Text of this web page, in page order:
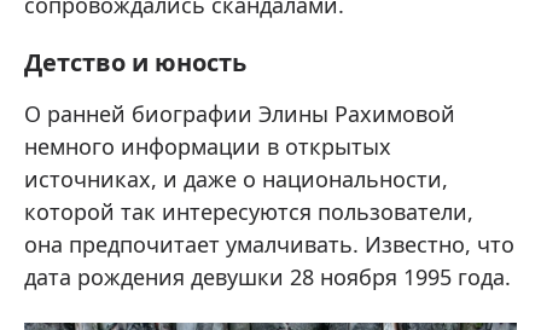
Детство и юность
О ранней биографии Элины Рахимовой
немного информации в открытых
источниках, и даже о национальности,
которой так интересуются пользователи,
она предпочитает умалчивать. Известно, что
дата рождения девушки 28 ноября 1995 года.